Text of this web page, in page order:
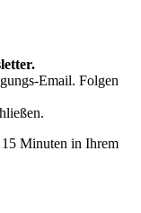
Email. Folgen
Minuten in Ihrem